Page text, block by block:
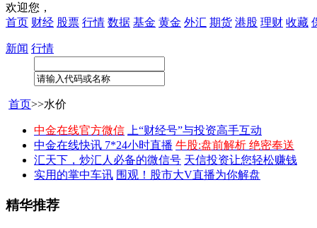
欢迎您，
首页 财经 股票 行情 数据 基金 黄金 外汇 期货 港股 理财 收藏
新闻 行情
首页>>水价
中金在线官方微信
上“财经号”与投资高手互动
中金在线快讯 7*24小时直播 牛股:盘前解析 绝密奉送
汇天下，炒汇人必备的微信号 天信投资让您轻松赚钱
实用的掌中车讯 围观！股市大V直播为你解盘
精华推荐